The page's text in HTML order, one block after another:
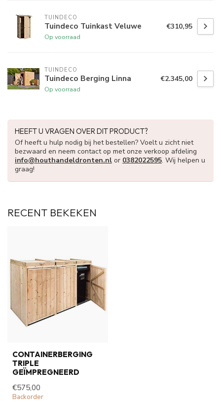
TUINDECO
Tuindeco Tuinkast Veluwe
Op voorraad
€310,95
TUINDECO
Tuindeco Berging Linna
Op voorraad
€2.345,00
HEEFT U VRAGEN OVER DIT PRODUCT?
Of heeft u hulp nodig bij het bestellen? Voelt u zicht niet
bezwaard en neem contact op met onze verkoop afdeling
info@houthandeldronten.nl or 0382022595. Wij helpen u
graag!
RECENT BEKEKEN
CONTAINERBERGING
TRIPLE
GEÏMPREGNEERD
€575,00
Backorder